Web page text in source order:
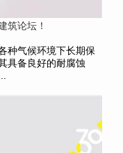
筑论坛！
种气候环境下长期保
具备良好的耐腐蚀